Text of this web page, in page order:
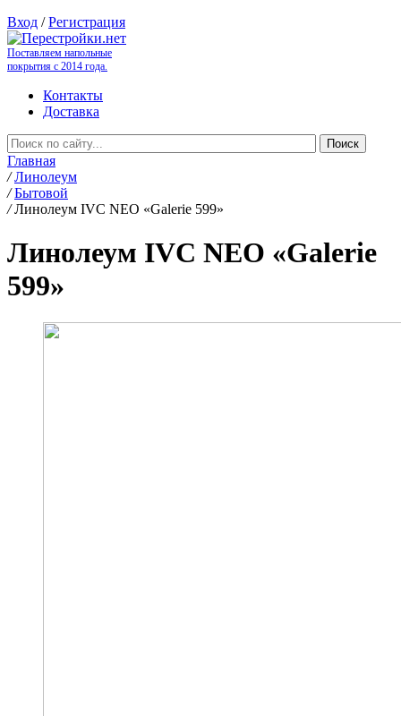
Вход /Регистрация
Поставляем напольные
покрытия с 2014 года.
Контакты
Доставка
Главная
/ Линолеум
/ Бытовой
/ Линолеум IVC NEO «Galerie 599»
Линолеум IVC NEO «Galerie
599»